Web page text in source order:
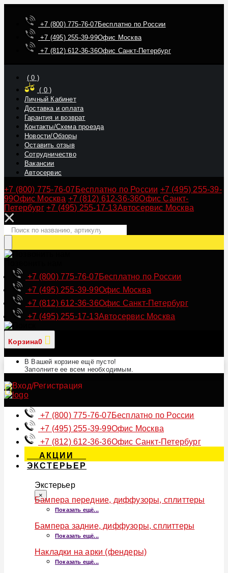
+7 (800) 775-76-07Бесплатно по России
+7 (495) 255-39-99Офис Москва
+7 (812) 612-36-36Офис Санкт-Петербург
(0 )
( 0)
Личный Кабинет
Доставка и оплата
Гарантия и возврат
Контакты/Схема проезда
Новости/Обзоры
Оставить отзыв
Сотрудничество
Вакансии
Автосервис
+7 (800) 775-76-07 Бесплатно по России +7 (495) 255-39-
99Офис Москва +7 (812) 612-36-36Офис Санкт-
Петербург +7 (495) 255-17-13Автосервис Москва
+7 (800) 775-76-07Бесплатно по России
+7 (495) 255-39-99Офис Москва
+7 (812) 612-36-36Офис Санкт-Петербург
+7 (495) 255-17-13Автосервис Москва
Корзина0
В Вашей корзине ещё пусто!
Заполните ее всем необходимым.
+7 (800) 775-76-07Бесплатно по России
+7 (495) 255-39-99Офис Москва
+7 (812) 612-36-36Офис Санкт-Петербург
АКЦИИ
ЭКСТЕРЬЕР
Экстерьер
×
Бампера передние, диффузоры, сплиттеры
Показать ещё...
Бампера задние, диффузоры, сплиттеры
Показать ещё...
Накладки на арки (фендеры)
Показать ещё...